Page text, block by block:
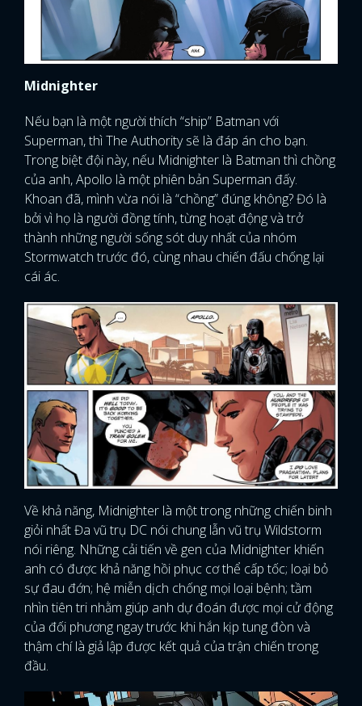
Midnighter
Nếu bạn là một người thích “ship” Batman với
Superman, thì The Authority sẽ là đáp án cho bạn.
Trong biệt đội này, nếu Midnighter là Batman thì chồng
của anh, Apollo là một phiên bản Superman đấy.
Khoan đã, mình vừa nói là “chồng” đúng không? Đó là
bởi vì họ là người đồng tính, từng hoạt động và trở
thành những người sống sót duy nhất của nhóm
Stormwatch trước đó, cùng nhau chiến đấu chống lại
cái ác.
Về khả năng, Midnighter là một trong những chiến binh
giỏi nhất Đa vũ trụ DC nói chung lẫn vũ trụ Wildstorm
nói riêng. Những cải tiến về gen của Midnighter khiến
anh có được khả năng hồi phục cơ thể cấp tốc; loại bỏ
sự đau đớn; hệ miễn dịch chống mọi loại bệnh; tầm
nhìn tiên tri nhằm giúp anh dự đoán được mọi cử động
của đối phương ngay trước khi hắn kịp tung đòn và
thậm chí là giả lập được kết quả của trận chiến trong
đầu.